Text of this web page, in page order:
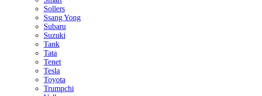
Sollers
Ssang Yong
Subaru
Suzuki
Tank
Tata
Tenet
Tesla
Toyota
Trumpchi